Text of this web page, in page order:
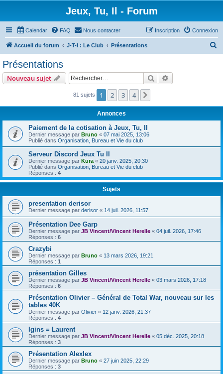
Jeux, Tu, Il - Forum
Calendar FAQ Nous contacter Connexion
Inscription
Accueil du forum J-T-I : Le Club Présentations
Présentations
Nouveau sujet Rechercher
81 sujets 1 2 3 4
Annonces
Paiement de la cotisation à Jeux, Tu, Il
Dernier message par Bruno « 07 mai 2025, 13:06
Publié dans Organisation, Bureau et Vie du club
Serveur Discord Jeux Tu Il
Dernier message par Kura « 20 janv. 2025, 20:30
Publié dans Organisation, Bureau et Vie du club
Réponses : 4
Sujets
presentation derisor
Dernier message par derisor « 14 juil. 2026, 11:57
Présentation Dee Garp
Dernier message par JB Vincent/Vincent Herelle « 04 juil. 2026, 17:46
Réponses : 6
Crazybi
Dernier message par Bruno « 13 mars 2026, 19:21
Réponses : 1
présentation Gilles
Dernier message par JB Vincent/Vincent Herelle « 03 mars 2026, 17:18
Réponses : 6
Présentation Olivier – Général de Total War, nouveau sur les
tables 40K
Dernier message par Olivier « 12 janv. 2026, 21:37
Réponses : 4
Igins = Laurent
Dernier message par JB Vincent/Vincent Herelle « 05 déc. 2025, 20:18
Réponses : 3
Présentation Alexlex
Dernier message par Bruno « 27 juin 2025, 22:29
Réponses : 3